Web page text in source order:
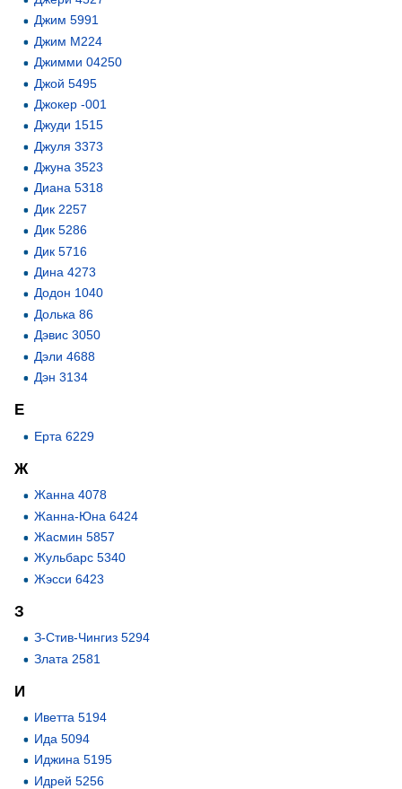
Джим 5991
Джим М224
Джимми 04250
Джой 5495
Джокер -001
Джуди 1515
Джуля 3373
Джуна 3523
Диана 5318
Дик 2257
Дик 5286
Дик 5716
Дина 4273
Додон 1040
Долька 86
Дэвис 3050
Дэли 4688
Дэн 3134
Е
Ерта 6229
Ж
Жанна 4078
Жанна-Юна 6424
Жасмин 5857
Жульбарс 5340
Жэсси 6423
З
З-Стив-Чингиз 5294
Злата 2581
И
Иветта 5194
Ида 5094
Иджина 5195
Идрей 5256